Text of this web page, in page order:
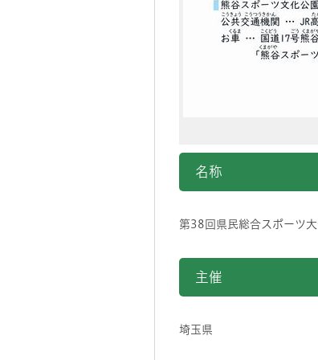
名称
第38回県民総合スポーツ
主催
埼玉県